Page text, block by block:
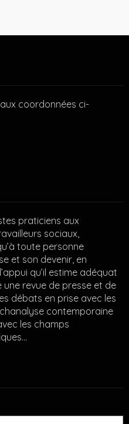
coordonnées ci-
praticiens aux
sociaux,
toute personne
et son devenir, en
qu’il estime adéquat
revue de presse et de
débats en prise avec les
contemporaine
les champs